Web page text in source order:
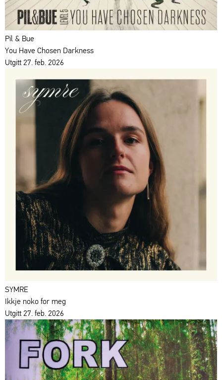
Pil & Bue
You Have Chosen Darkness
Utgitt 27. feb. 2026
SYMRE
Ikkje noko for meg
Utgitt 27. feb. 2026